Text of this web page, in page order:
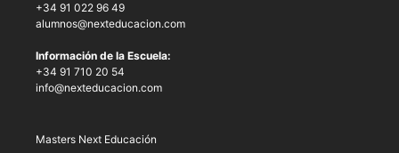
+34 91 022 96 49
alumnos@nexteducacion.com
Información de la Escuela:
+34 91 710 20 54
info@nexteducacion.com
Masters Next Educación